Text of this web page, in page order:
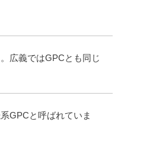
広義ではGPCとも同じ
GPCと呼ばれていま